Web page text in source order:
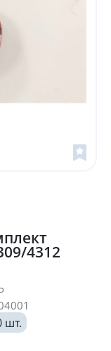
4312
шт.